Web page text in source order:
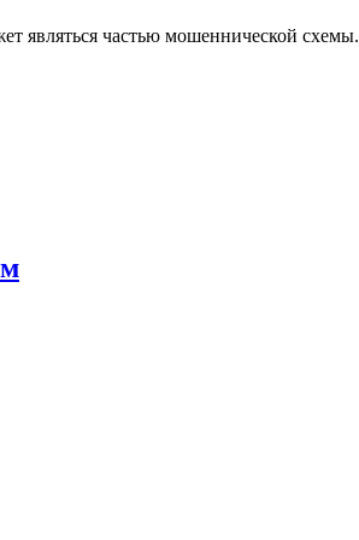
являться частью мошеннической схемы.